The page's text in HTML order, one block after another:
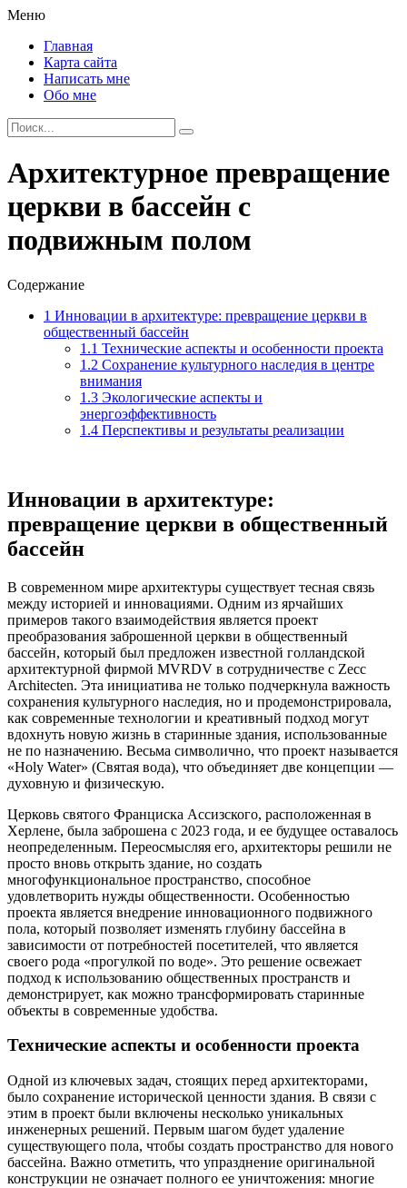
Меню
Главная
Карта сайта
Написать мне
Обо мне
Архитектурное превращение
церкви в бассейн с
подвижным полом
Содержание
1 Инновации в архитектуре: превращение церкви в
общественный бассейн
1.1 Технические аспекты и особенности проекта
1.2 Сохранение культурного наследия в центре
внимания
1.3 Экологические аспекты и
энергоэффективность
1.4 Перспективы и результаты реализации
Инновации в архитектуре:
превращение церкви в общественный
бассейн
В современном мире архитектуры существует тесная связь
между историей и инновациями. Одним из ярчайших
примеров такого взаимодействия является проект
преобразования заброшенной церкви в общественный
бассейн, который был предложен известной голландской
архитектурной фирмой MVRDV в сотрудничестве с Zecc
Architecten. Эта инициатива не только подчеркнула важность
сохранения культурного наследия, но и продемонстрировала,
как современные технологии и креативный подход могут
вдохнуть новую жизнь в старинные здания, использованные
не по назначению. Весьма символично, что проект называется
«Holy Water» (Святая вода), что объединяет две концепции —
духовную и физическую.
Церковь святого Франциска Ассизского, расположенная в
Херлене, была заброшена с 2023 года, и ее будущее оставалось
неопределенным. Переосмысляя его, архитекторы решили не
просто вновь открыть здание, но создать
многофункциональное пространство, способное
удовлетворить нужды общественности. Особенностью
проекта является внедрение инновационного подвижного
пола, который позволяет изменять глубину бассейна в
зависимости от потребностей посетителей, что является
своего рода «прогулкой по воде». Это решение освежает
подход к использованию общественных пространств и
демонстрирует, как можно трансформировать старинные
объекты в современные удобства.
Технические аспекты и особенности проекта
Одной из ключевых задач, стоящих перед архитекторами,
было сохранение исторической ценности здания. В связи с
этим в проект были включены несколько уникальных
инженерных решений. Первым шагом будет удаление
существующего пола, чтобы создать пространство для нового
бассейна. Важно отметить, что упразднение оригинальной
конструкции не означает полного ее уничтожения: многие